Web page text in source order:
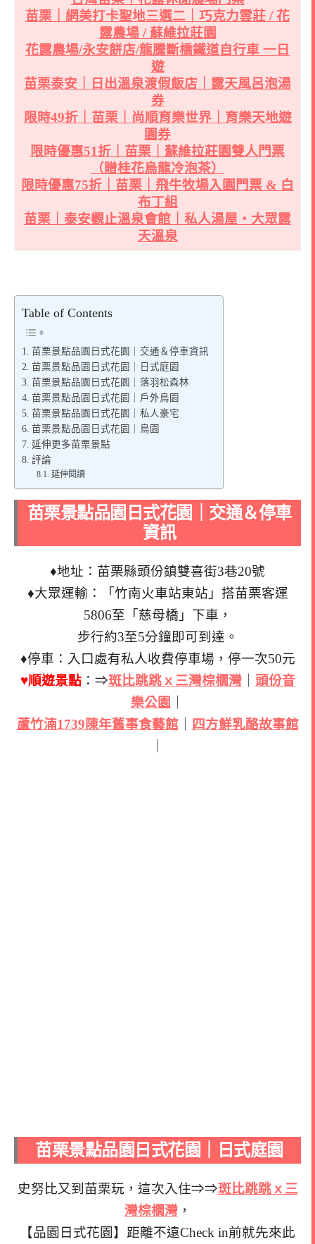
苗栗｜網美打卡聖地三選二｜巧克力雲莊 / 花
露農場 / 蘇維拉莊園
花露農場/永安餅店/龍騰斷橋鐵道自行車 一日
遊
苗栗泰安｜日出溫泉渡假飯店｜露天風呂泡湯
券
限時49折｜苗栗｜尚順育樂世界｜育樂天地遊
園券
限時優惠51折｜苗栗｜蘇維拉莊園雙人門票
（贈桂花烏龍冷泡茶）
限時優惠75折｜苗栗｜飛牛牧場入園門票 & 白
布丁組
苗栗｜泰安觀止溫泉會館｜私人湯屋・大眾露
天溫泉
Table of Contents
苗栗景點品園日式花園｜交通＆停車資訊
苗栗景點品園日式花園｜日式庭園
苗栗景點品園日式花園｜落羽松森林
苗栗景點品園日式花園｜戶外鳥園
苗栗景點品園日式花園｜私人豪宅
苗栗景點品園日式花園｜鳥園
延伸更多苗栗景點
評論
延伸閱讀
苗栗景點品園日式花園｜交通＆停車
資訊
♦地址：苗栗縣頭份鎮雙喜街3巷20號
♦大眾運輸：「竹南火車站東站」搭苗栗客運
5806至「慈母橋」下車，
步行約3至5分鐘即可到達。
♦停車：入口處有私人收費停車場，停一次50元
♥順遊景點：⇒斑比跳跳ｘ三灣棕櫚灣｜ 頭份音
樂公園
蘆竹湳1739陳年舊事食藝館｜
四方鮮乳酪故事館
苗栗景點品園日式花園｜日式庭園
史努比又到苗栗玩，這次入住⇒⇒斑比跳跳ｘ三
灣棕櫚灣，
【品園日式花園】距離不遠Check in前就先來此